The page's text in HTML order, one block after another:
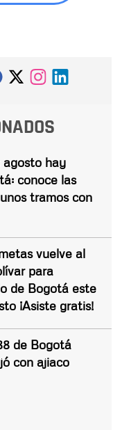
agosto hay
conoce las
tramos con
vuelve al
para
de Bogotá este
¡Asiste gratis!
de Bogotá
con ajiaco